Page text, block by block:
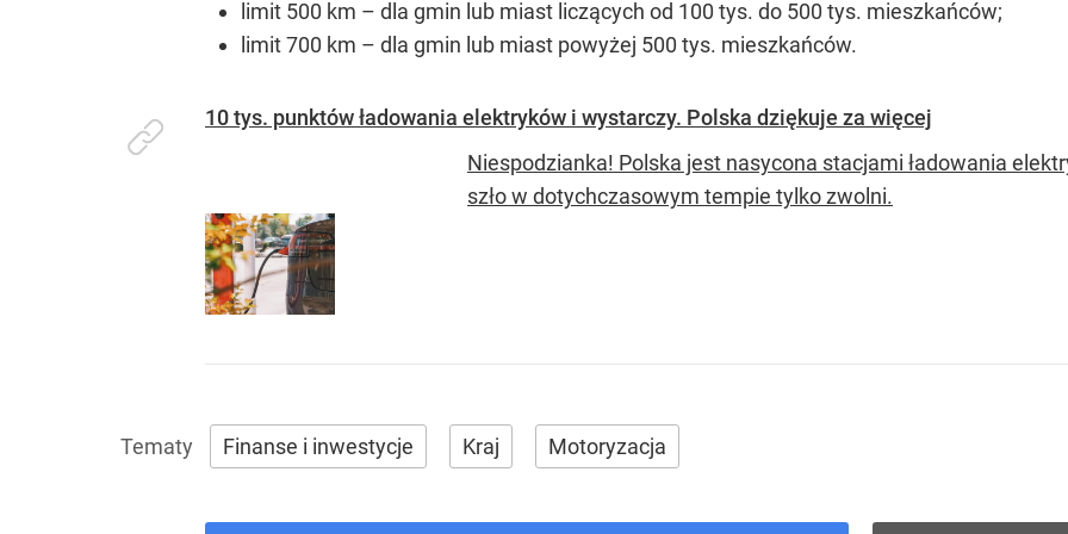
limit 500 km – dla gmin lub miast liczących od 100 tys. do 500 tys. mieszkańców;
limit 700 km – dla gmin lub miast powyżej 500 tys. mieszkańców.
10 tys. punktów ładowania elektryków i wystarczy. Polska dziękuje za więcej
Niespodzianka! Polska jest nasycona stacjami ładowania
szło w dotychczasowym tempie tylko zwolni.
Finanse i inwestycje Kraj Motoryzacja